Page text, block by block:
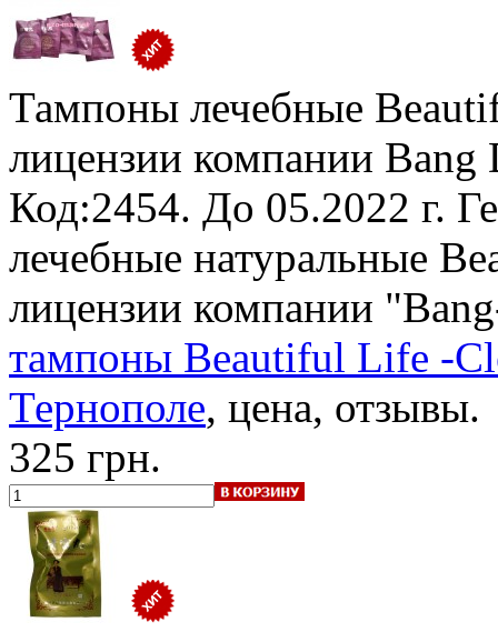
Тампоны лечебные
лицензии компании Bang
Код:2454. До 05.2022 г.
лечебные натуральные
лицензии компании
тампоны Beautiful Life -
Тернополе, цена, отзывы.
325 грн.